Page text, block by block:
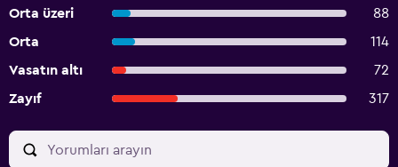
Orta üzeri
88
Orta
114
Vasatın altı
72
Zayıf
317